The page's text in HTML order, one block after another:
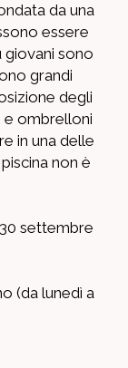
da una
essere
giovani sono
grandi
degli
e ombrelloni
in una delle
non è
settembre
(da lunedì a